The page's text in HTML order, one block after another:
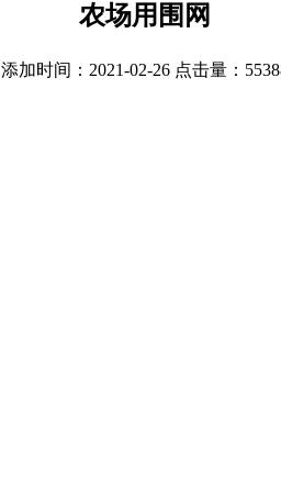
农场用围网
添加时间：2021-02-26 点击量：